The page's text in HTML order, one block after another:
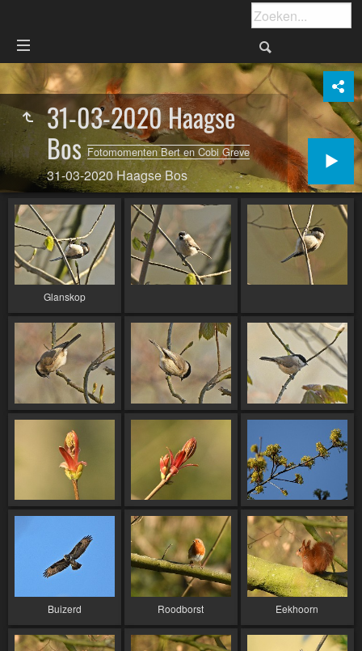
31-03-2020 Haagse
BosFotomomenten Bert en Cobi Greve
31-03-2020 Haagse Bos
Glanskop
Buizerd Roodborst Eekhoorn